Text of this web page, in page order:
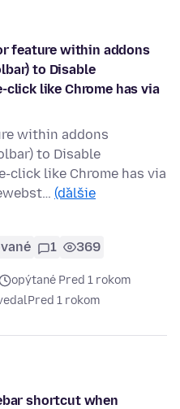
feature within addons
to Disable
click like Chrome has via
within addons
to Disable
click like Chrome has via
(ďalšie
1 369
opýtané Pred 1 rokom
Pred 1 rokom
shortcut when